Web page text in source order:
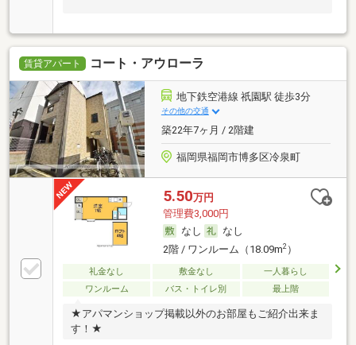
賃貸アパート コート・アウローラ
地下鉄空港線 祇園駅 徒歩3分
その他の交通
築22年7ヶ月 / 2階建
福岡県福岡市博多区冷泉町
5.50万円
管理費3,000円
なし
なし
2階 / ワンルーム（18.09m2）
礼金なし 敷金なし
一人暮らし
ワンルーム
バス・トイレ別 最上階
★アパマンショップ掲載以外のお部屋もご紹介出来ま
す！★